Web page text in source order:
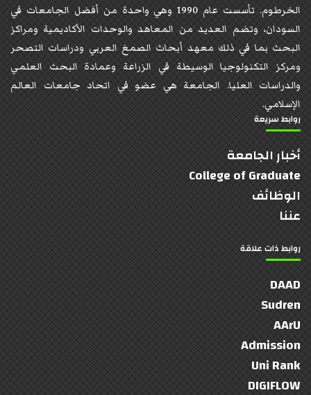
الخرطوم. تأسست عام 1990 وهي واحدة من أفضل الجامعات في
السودان، وتضم العديد من المعاهد والوحدات الأكاديمية ومراكز
البحث بما في ذلك معهد أبحاث الصمغ العربي ودراسات التصحر
ومركز التكنولوجيا الوسيطة في الزراعة وعمادة البحث العلمي
والدراسات العليا. الجامعة هي عضو في اتحاد جامعات العالم
الإسلامي.
روابط سريعة
أخبار الجامعة
College of Graduate
الوظائف
عننا
روابط ذات علاقة
DAAD
Sudren
AArU
Admission
Uni Rank
DIGIFLOW